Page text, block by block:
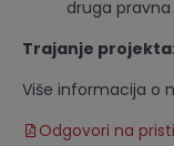
druga
Trajanje projekta
Više informacija o
Odgovori na